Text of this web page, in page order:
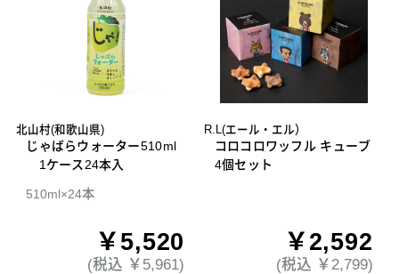
北山村(和歌山県)
じゃばらウォーター510ml
1ケース24本入
510ml×24本
￥5,520
(税込 ￥5,961)
R.L(エール・エル）
コロコロワッフル キューブ
4個セット
￥2,592
(税込 ￥2,799)